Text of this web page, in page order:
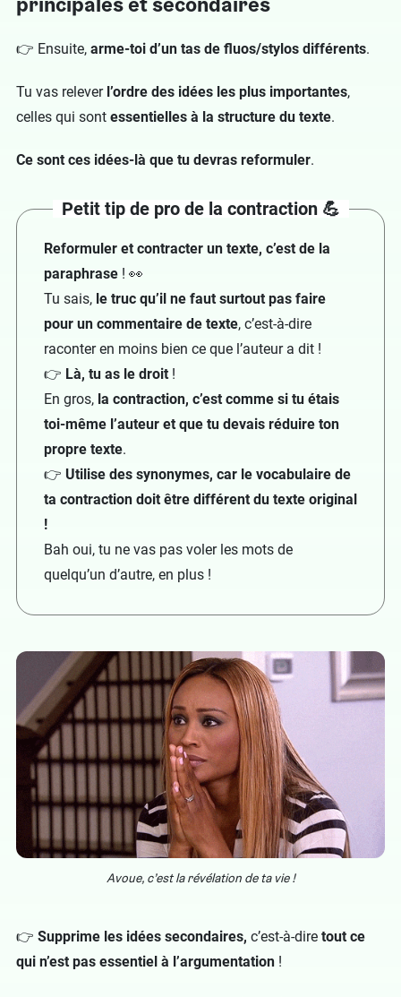
👉 Ensuite, arme-toi d’un tas de fluos/stylos différents.
Tu vas relever l’ordre des idées les plus importantes,
celles qui sont essentielles à la structure du texte.
Ce sont ces idées-là que tu devras reformuler.
Petit tip de pro de la contraction 💪
Reformuler et contracter un texte, c’est de la
paraphrase ! 👀
Tu sais, le truc qu’il ne faut surtout pas faire
pour un commentaire de texte, c’est-à-dire
raconter en moins bien ce que l’auteur a dit !
👉 Là, tu as le droit !
En gros, la contraction, c’est comme si tu étais
toi-même l’auteur et que tu devais réduire ton
propre texte.
👉 Utilise des synonymes, car le vocabulaire de
ta contraction doit être différent du texte original
!
Bah oui, tu ne vas pas voler les mots de
quelqu’un d’autre, en plus !
Avoue, c’est la révélation de ta vie !
👉 Supprime les idées secondaires, c’est-à-dire tout ce
qui n’est pas essentiel à l’argumentation !